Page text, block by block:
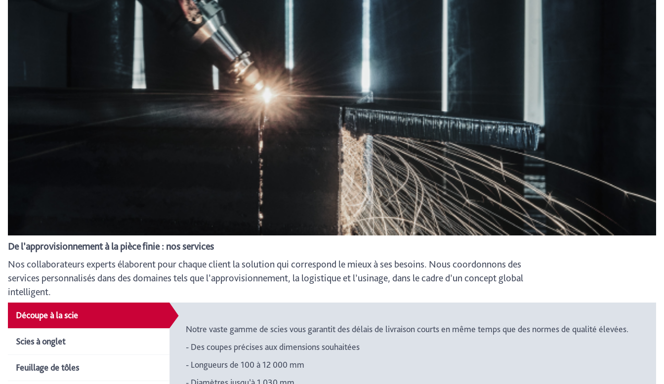
De l’approvisionnement à la pièce finie : nos services
Nos collaborateurs experts élaborent pour chaque client la solution qui correspond le mieux à ses besoins. Nous coordonnons des
services personnalisés dans des domaines tels que l’approvisionnement, la logistique et l’usinage, dans le cadre d’un concept global
intelligent.
Découpe à la scie
Scies à onglet
Feuillage de tôles
Notre vaste gamme de scies vous garantit des délais de livraison courts en même temps que des normes de qualité élevées.
- Des coupes précises aux dimensions souhaitées
- Longueurs de 100 à 12 000 mm